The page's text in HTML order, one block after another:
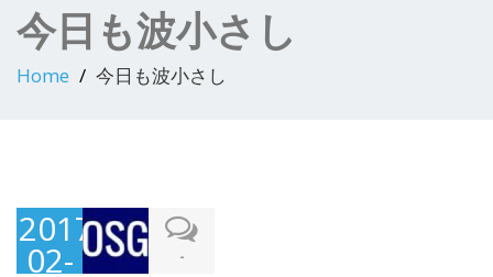
今日も波小さし
Home 今日も波小さし
2017-
02- -